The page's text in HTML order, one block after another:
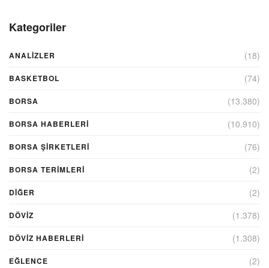
Kategoriler
ANALIZLER (18)
BASKETBOL (74)
BORSA (13.380)
BORSA HABERLERI (10.910)
BORSA ŞIRKETLERI (76)
BORSA TERIMLERI (2)
DIĞER (2)
DÖVİZ (1.378)
DÖVIZ HABERLERI (1.308)
EĞLENCE (2)